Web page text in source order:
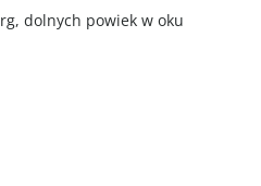
dolnych powiek w oku